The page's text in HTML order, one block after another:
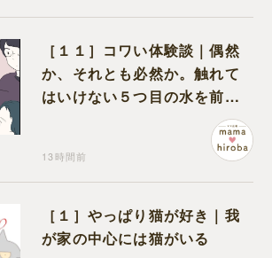
［１１］コワい体験談｜偶然
か、それとも必然か。触れて
はいけない５つ目の水を前に
13時間前
［１］やっぱり猫が好き｜我
が家の中心には猫がいる